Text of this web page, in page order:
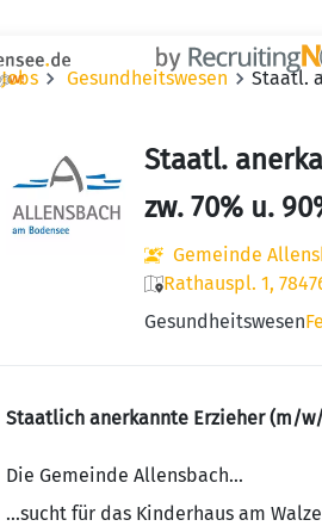
Jobs Gesundheitswesen Staatl.
Staatl.
zw. 70% u.
Gemeinde
Rathauspl. 1,
Gesundheitswesen
Staatlich anerkannte Erzieher (m/
Die Gemeinde Allensbach...
...sucht für das Kinderhaus am